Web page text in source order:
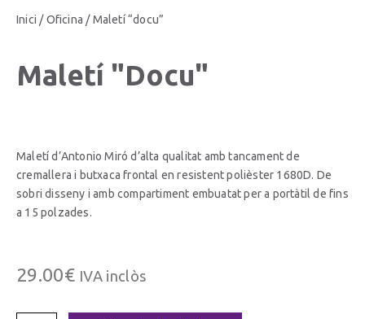
Inici /Oficina / Maletí “docu”
Maletí "docu"
Maletí d’Antonio Miró d’alta qualitat amb tancament de
cremallera i butxaca frontal en resistent polièster 1680D. De
sobri disseny i amb compartiment embuatat per a portàtil de fins
a 15 polzades.
29.00€ IVA inclòs